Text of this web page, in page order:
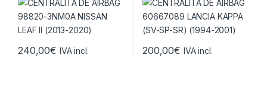
240,00€ IVA incl. 200,00€ IVA incl.